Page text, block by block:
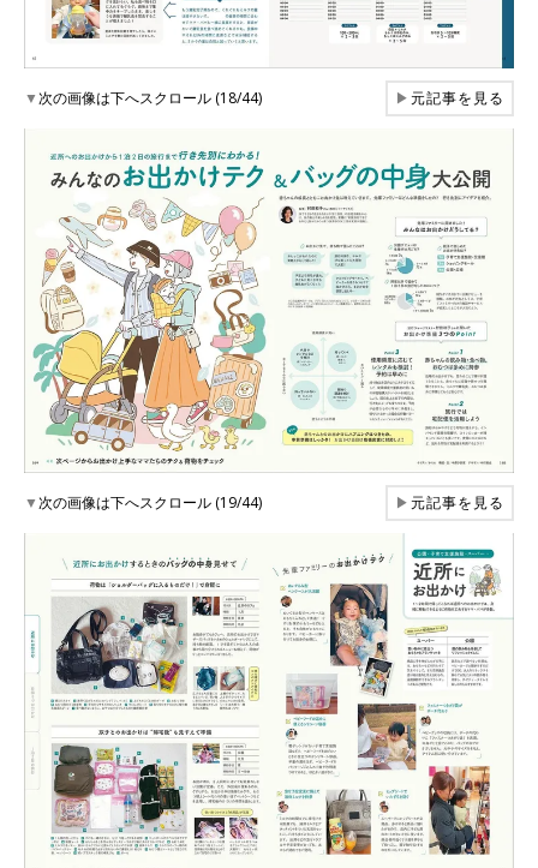
▼次の画像は下へスクロール (18/44) ▶元記事を見る
▼次の画像は下へスクロール (19/44) ▶元記事を見る